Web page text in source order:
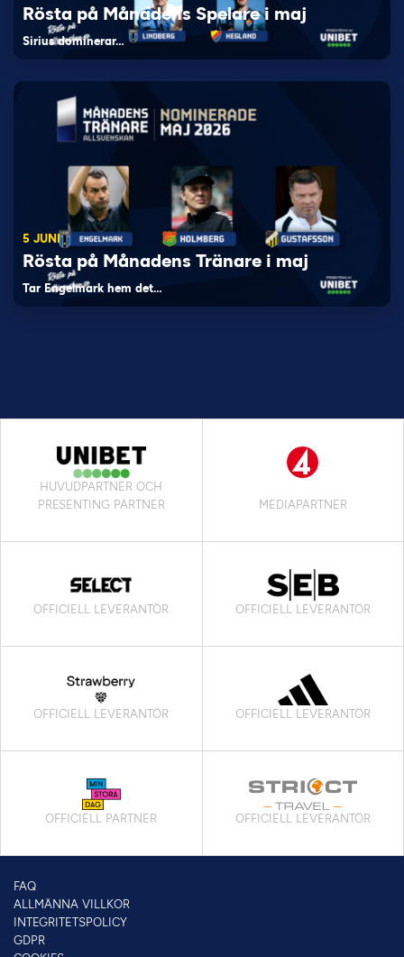
Rösta på Månadens Spelare i maj
Sirius dominerar…
5 JUNI
Rösta på Månadens Tränare i maj
Tar Engelmark hem det…
HUVUDPARTNER OCH
PRESENTING PARTNER
MEDIAPARTNER
OFFICIELL LEVERANTÖR OFFICIELL LEVERANTÖR
OFFICIELL LEVERANTÖR OFFICIELL LEVERANTÖR
OFFICIELL PARTNER OFFICIELL LEVERANTÖR
FAQ
ALLMÄNNA VILLKOR
INTEGRITETSPOLICY
GDPR